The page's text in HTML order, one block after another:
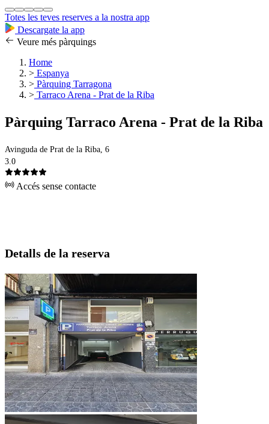
Totes les teves reserves a la nostra app
Descargate la app
Veure més pàrquings
Home
> Espanya
> Pàrquing Tarragona
> Tarraco Arena - Prat de la Riba
Pàrquing Tarraco Arena - Prat de la Riba
Avinguda de Prat de la Riba, 6
3.0
Accés sense contacte
Detalls de la reserva